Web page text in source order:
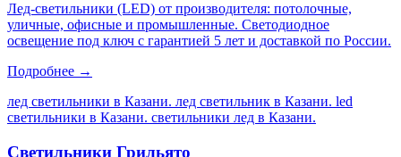
Лед-светильники (LED) от производителя: потолочные,
уличные, офисные и промышленные. Светодиодное
освещение под ключ с гарантией 5 лет и доставкой по России.
Подробнее →
лед светильники в Казани. лед светильник в Казани. led
светильники в Казани. светильники лед в Казани.
Светильники Грильято